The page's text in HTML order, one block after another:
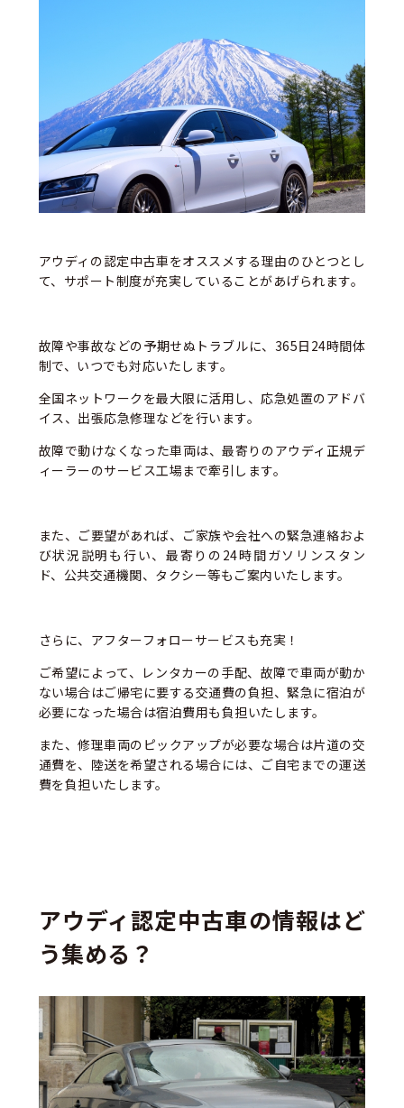
アウディの認定中古車をオススメする理由のひとつとし
て、サポート制度が充実していることがあげられます。
故障や事故などの予期せぬトラブルに、365日24時間体
制で、いつでも対応いたします。
全国ネットワークを最大限に活用し、応急処置のアドバ
イス、出張応急修理などを行います。
故障で動けなくなった車両は、最寄りのアウディ正規デ
ィーラーのサービス工場まで牽引します。
また、ご要望があれば、ご家族や会社への緊急連絡およ
び状況説明も行い、最寄りの24時間ガソリンスタン
ド、公共交通機関、タクシー等もご案内いたします。
さらに、アフターフォローサービスも充実！
ご希望によって、レンタカーの手配、故障で車両が動か
ない場合はご帰宅に要する交通費の負担、緊急に宿泊が
必要になった場合は宿泊費用も負担いたします。
また、修理車両のピックアップが必要な場合は片道の交
通費を、陸送を希望される場合には、ご自宅までの運送
費を負担いたします。
アウディ認定中古車の情報はど
う集める？